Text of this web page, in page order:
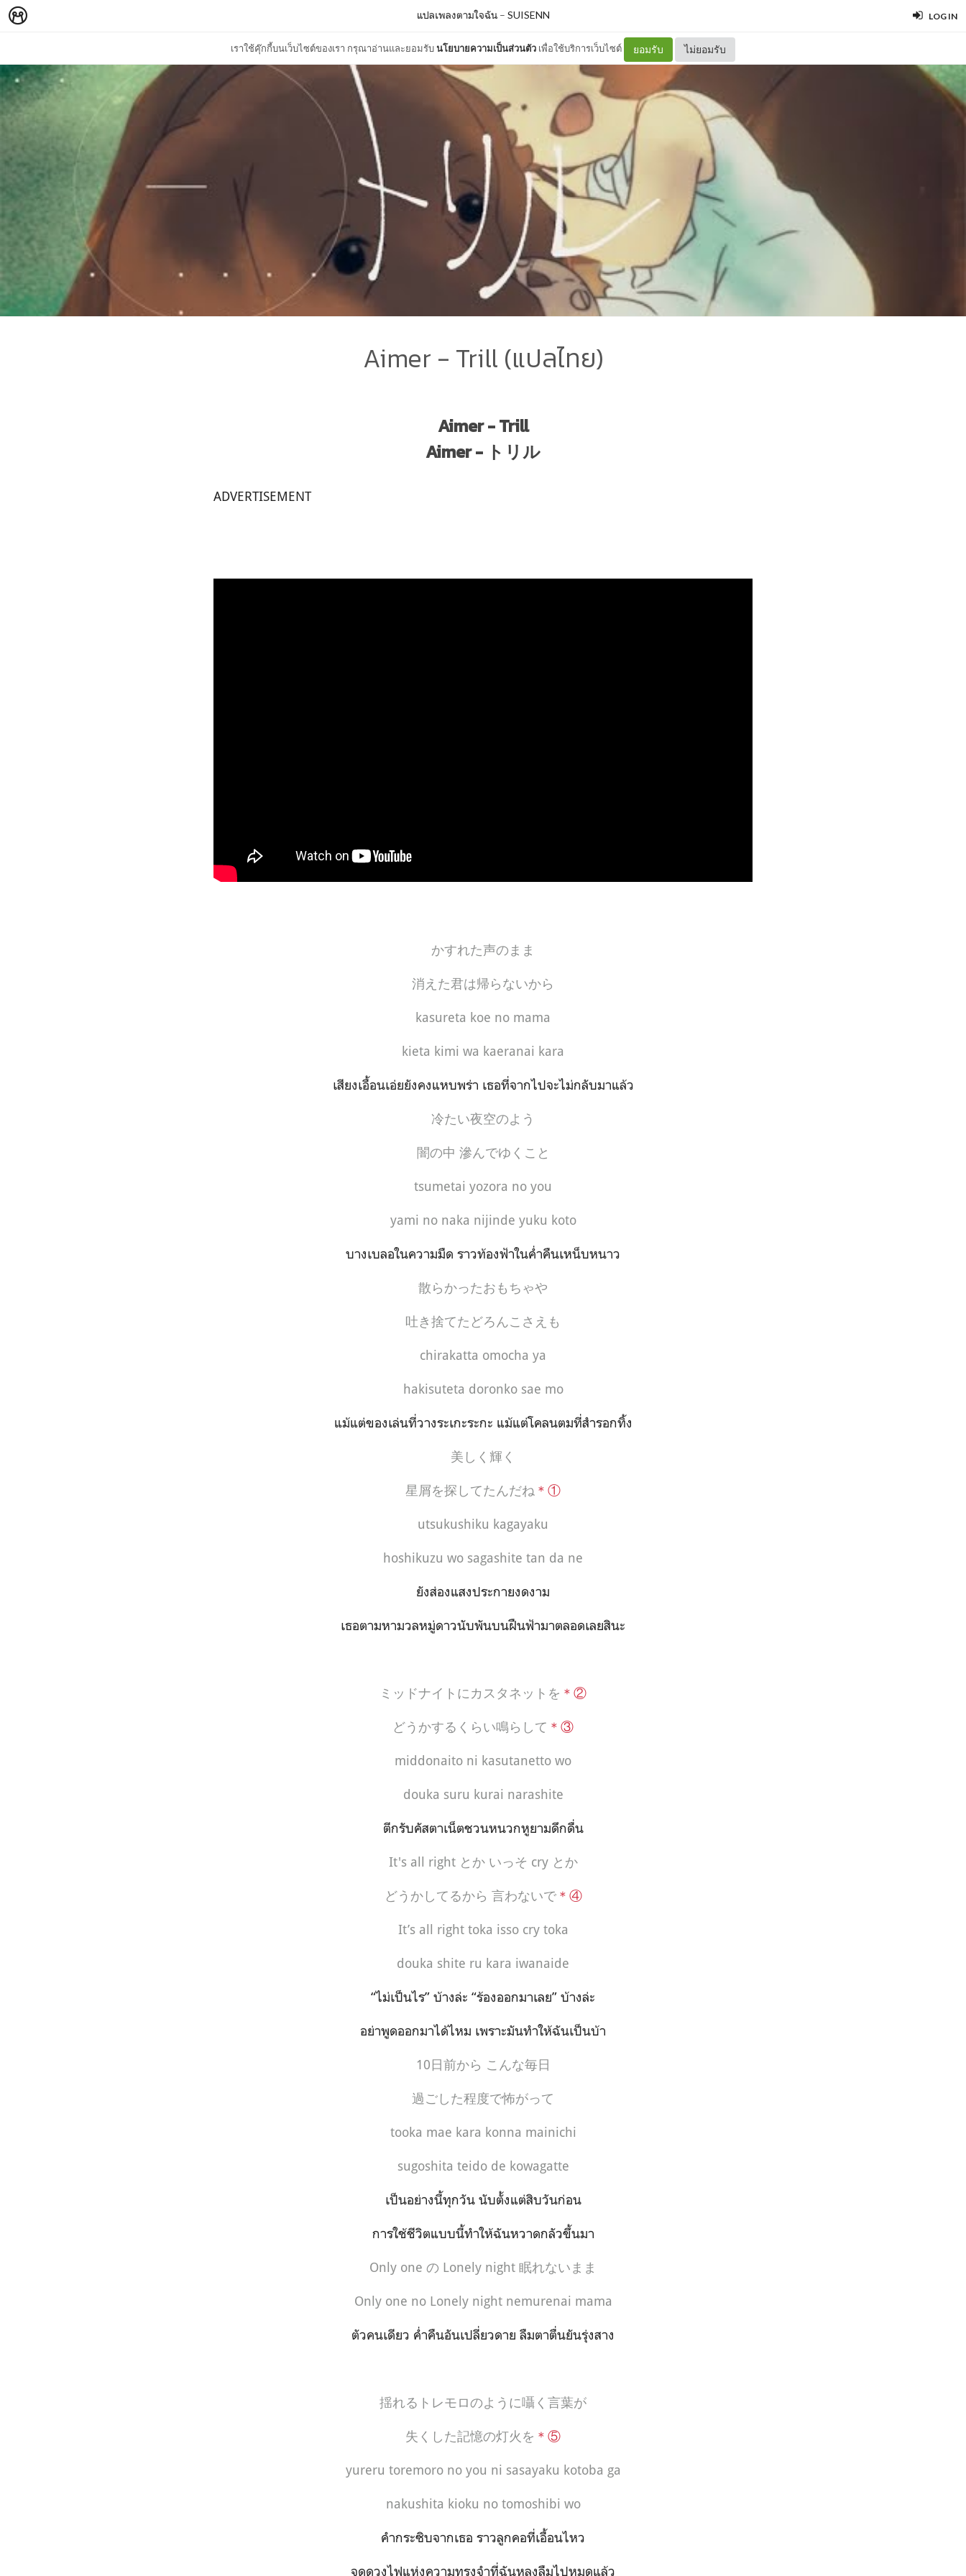
LOG IN
เราใช้คุ๊กกี้บนเว็บไซต์ของเรา กรุณาอ่านและยอมรับนโยบายความเป็นส่วนตัว เพื่อใช้บริการเว็บไซต์ ยอมรับ ไม่ยอมรับ
แปลเพลงตามใจฉัน– SUISENN
Aimer - Trill (แปลไทย)
Aimer - Trill
Aimer - トリル
ADVERTISEMENT
かすれた声のまま
消えた君は帰らないから
kasureta koe no mama
kieta kimi wa kaeranai kara
เสียงเอื้อนเอ่ยยังคงแหบพร่า เธอที่จากไปจะไม่กลับมาแล้ว
冷たい夜空のよう
闇の中 滲んでゆくこと
tsumetai yozora no you
yami no naka nijinde yuku koto
บางเบลอในความมืด ราวท้องฟ้าในค่ำคืนเหน็บหนาว
散らかったおもちゃや
吐き捨てたどろんこさえも
chirakatta omocha ya
hakisuteta doronko sae mo
แม้แต่ของเล่นที่วางระเกะระกะ แม้แต่โคลนตมที่สำรอกทิ้ง
美しく輝く
星屑を探してたんだね ＊①
utsukushiku kagayaku
hoshikuzu wo sagashite tan da ne
ยังส่องแสงประกายงดงาม
เธอตามหามวลหมู่ดาวนับพันบนฝืนฟ้ามาตลอดเลยสินะ
ミッドナイトにカスタネットを ＊②
どうかするくらい鳴らして ＊③
middonaito ni kasutanetto wo
douka suru kurai narashite
ตีกรับคัสตาเน็ตชวนหนวกหูยามดึกดื่น
It's all right とか いっそ cry とか
どうかしてるから 言わないで＊④
It’s all right toka isso cry toka
douka shite ru kara iwanaide
“ไม่เป็นไร” บ้างล่ะ “ร้องออกมาเลย” บ้างล่ะ
อย่าพูดออกมาได้ไหม เพราะมันทำให้ฉันเป็นบ้า
10日前から こんな毎日
過ごした程度で怖がって
tooka mae kara konna mainichi
sugoshita teido de kowagatte
เป็นอย่างนี้ทุกวัน นับตั้งแต่สิบวันก่อน
การใช้ชีวิตแบบนี้ทำให้ฉันหวาดกลัวขึ้นมา
Only one の Lonely night 眠れないまま
Only one no Lonely night nemurenai mama
ตัวคนเดียว ค่ำคืนอันเปลี่ยวดาย ลืมตาตื่นยันรุ่งสาง
揺れるトレモロのように囁く言葉が
失くした記憶の灯火を ＊⑤
yureru toremoro no you ni sasayaku kotoba ga
nakushita kioku no tomoshibi wo
คำกระซิบจากเธอ ราวลูกคอที่เอื้อนไหว
จุดดวงไฟแห่งความทรงจำที่ฉันหลงลืมไปหมดแล้ว